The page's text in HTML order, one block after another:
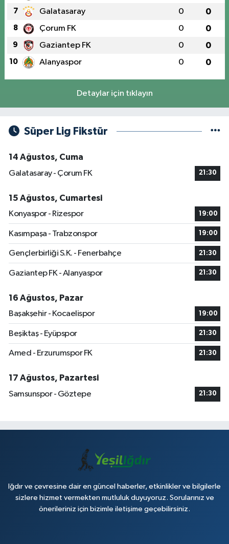
7 Galatasaray 0 0
8 Çorum FK 0 0
9 Gaziantep FK 0 0
10 Alanyaspor 0 0
Detaylar için tıklayın
Süper Lig Fikstür
14 Ağustos, Cuma
Galatasaray - Çorum FK
21:30
15 Ağustos, Cumartesi
Konyaspor - Rizespor
19:00
Kasımpaşa - Trabzonspor 19:00
Gençlerbirliği S.K. - Fenerbahçe 21:30
Gaziantep FK - Alanyaspor 21:30
16 Ağustos, Pazar
Başakşehir - Kocaelispor
19:00
Beşiktaş - Eyüpspor 21:30
Amed - Erzurumspor FK 21:30
17 Ağustos, Pazartesi
Samsunspor - Göztepe
21:30
Iğdır ve çevresine dair en güncel haberler, etkinlikler ve bilgilerle
sizlere hizmet vermekten mutluluk duyuyoruz. Sorularınız ve
önerileriniz için bizimle iletişime geçebilirsiniz.